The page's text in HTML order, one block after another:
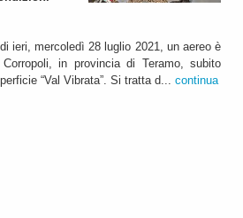
ieri, mercoledì 28 luglio 2021, un aereo è
in provincia di Teramo, subito
“Val Vibrata”. Si tratta d... continua